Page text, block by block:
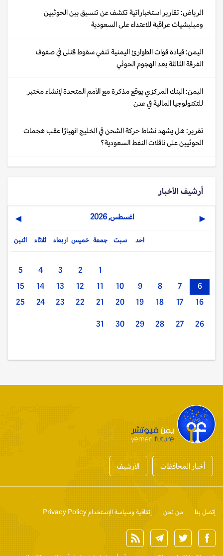
الرياض: تقارير استخباراتية تكشف عن تنسيق بين الحوثيين
وميليشيات عراقية للاعتداء على السعودية
اليمن: قيادة قوات الطوارئ اليمنية تنفي سقوط قتلى في صفوف
الفرقة الثالثة بعد الهجوم الحوثي
اليمن: البنك المركزي يوقع مذكرة مع الأمم المتحدة لإنشاء مختبر
للتكنولوجيا المالية في عدن
تقرير: هل يشهد نشاط حركة الشحن في الخليج انهيارًا عقب هجمات
الحوثيين على ناقلات النفط السعودية؟
أرشيف الأخبار
◀ اغسطس, 2026 ▶
اثنين ثلاثاء اربعاء خميس جمعة سبت احد
1
2
3
4
5
6
7
8
9
10
11
12
13
14
15
16
17
18
19
20
21
22
23
24
25
26
27
28
29
30
31
أخبار المحافظات الأرشيف
إتصل بنا من نحن إتفاقية وسياسة الإستخدام Privacy Policy